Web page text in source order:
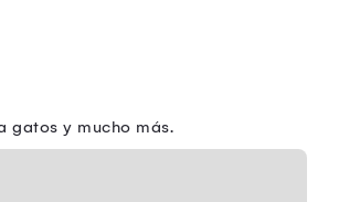
gatos y mucho más.